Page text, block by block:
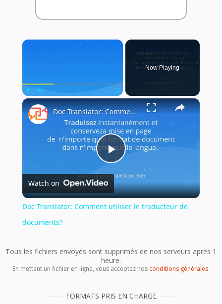
×
Play Unmute Fullscreen
Now Playing
×
Play
Video
Doc Translator: Comment utiliser le traducteur de documents?
Watch on
Doc Translator: Comment utiliser le traducteur de
documents?
Tous les fichiers envoyés sont supprimés de nos serveurs après 1
heure.
En mettant un fichier en ligne, vous acceptez nos conditions générales.
FORMATS PRIS EN CHARGE